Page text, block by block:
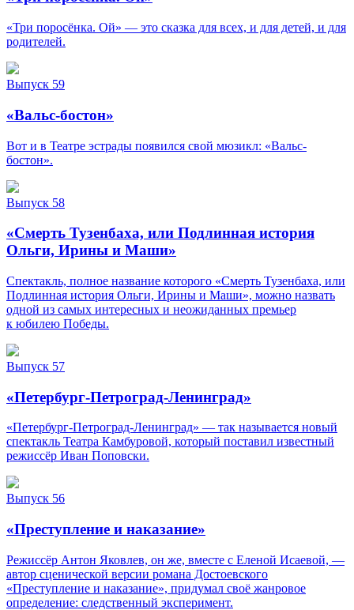
«Три поросёнка. Ой» — это сказка для всех, и для детей, и для
родителей.
Выпуск 59
«Вальс-бостон»
Вот и в Театре эстрады появился свой мюзикл: «Вальс-
бостон».
Выпуск 58
«Смерть Тузенбаха, или Подлинная история
Ольги, Ирины и Маши»
Спектакль, полное название которого «Смерть Тузенбаха, или
Подлинная история Ольги, Ирины и Маши», можно назвать
одной из самых интересных и неожиданных премьер
к юбилею Победы.
Выпуск 57
«Петербург-Петроград-Ленинград»
«Петербург-Петроград-Ленинград» — так называется новый
спектакль Театра Камбуровой, который поставил известный
режиссёр Иван Поповски.
Выпуск 56
«Преступление и наказание»
Режиссёр Антон Яковлев, он же, вместе с Еленой Исаевой, —
автор сценической версии романа Достоевского
«Преступление и наказание», придумал своё жанровое
определение: следственный эксперимент.